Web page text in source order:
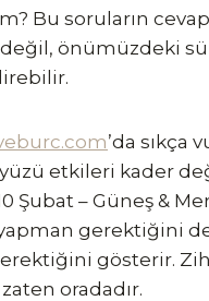
Bu soruların
önümüzdeki
’da sıkça
etkileri kader
Şubat – Güneş &
gerektiğini
gösterir.
oradadır.